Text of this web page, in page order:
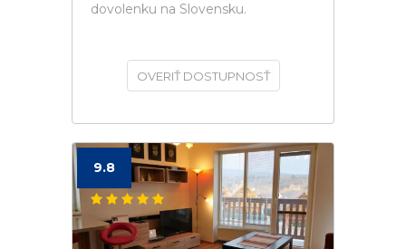
dovolenku na Slovensku.
OVERIŤ DOSTUPNOSŤ
9.8